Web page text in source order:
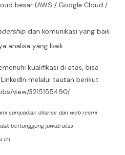
besar (AWS / Google Cloud /
dan komunikasi yang baik
analisa yang baik
kualifikasi di atas, bisa
melalui tautan berikut
view/3215155490/
sampaikan dilansir dari web resmi
bertanggung jawab atas
ini.